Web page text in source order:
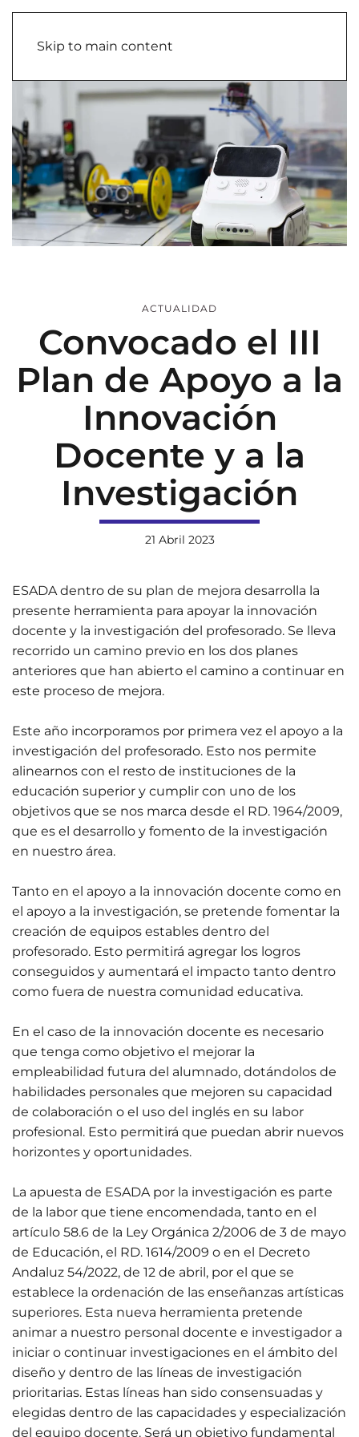
Skip to main content
ACTUALIDAD
Convocado el III
Plan de Apoyo a la
Innovación
Docente y a la
Investigación
21 Abril 2023
ESADA dentro de su plan de mejora desarrolla la
presente herramienta para apoyar la innovación
docente y la investigación del profesorado. Se lleva
recorrido un camino previo en los dos planes
anteriores que han abierto el camino a continuar en
este proceso de mejora.
Este año incorporamos por primera vez el apoyo a la
investigación del profesorado. Esto nos permite
alinearnos con el resto de instituciones de la
educación superior y cumplir con uno de los
objetivos que se nos marca desde el RD. 1964/2009,
que es el desarrollo y fomento de la investigación
en nuestro área.
Tanto en el apoyo a la innovación docente como en
el apoyo a la investigación, se pretende fomentar la
creación de equipos estables dentro del
profesorado. Esto permitirá agregar los logros
conseguidos y aumentará el impacto tanto dentro
como fuera de nuestra comunidad educativa.
En el caso de la innovación docente es necesario
que tenga como objetivo el mejorar la
empleabilidad futura del alumnado, dotándolos de
habilidades personales que mejoren su capacidad
de colaboración o el uso del inglés en su labor
profesional. Esto permitirá que puedan abrir nuevos
horizontes y oportunidades.
La apuesta de ESADA por la investigación es parte
de la labor que tiene encomendada, tanto en el
artículo 58.6 de la Ley Orgánica 2/2006 de 3 de mayo
de Educación, el RD. 1614/2009 o en el Decreto
Andaluz 54/2022, de 12 de abril, por el que se
establece la ordenación de las enseñanzas artísticas
superiores. Esta nueva herramienta pretende
animar a nuestro personal docente e investigador a
iniciar o continuar investigaciones en el ámbito del
diseño y dentro de las líneas de investigación
prioritarias. Estas líneas han sido consensuadas y
elegidas dentro de las capacidades y especialización
del equipo docente. Será un objetivo fundamental